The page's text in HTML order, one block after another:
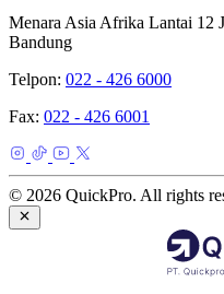
Menara Asia Afrika Lantai 12
Bandung
Telpon: 022 - 426 6000
Fax: 022 - 426 6001
© 2026 QuickPro. All rights